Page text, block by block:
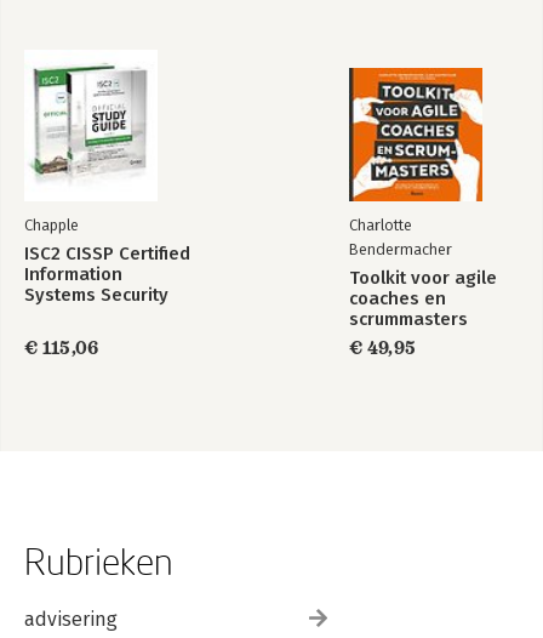
Chapple
ISC2 CISSP Certified
Information
Systems Security
Official Study Guide
& Practice Tests
€ 115,06
Charlotte
Bendermacher
Toolkit voor agile
coaches en
scrummasters
€ 49,95
Rubrieken
advisering